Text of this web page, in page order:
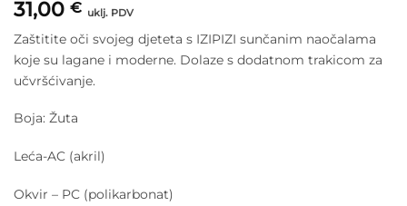
31,00 € uklj. PDV
Zaštitite oči svojeg djeteta s IZIPIZI sunčanim naočalama
koje su lagane i moderne. Dolaze s dodatnom trakicom za
učvršćivanje.
Boja: Žuta
Leća-AC (akril)
Okvir – PC (polikarbonat)